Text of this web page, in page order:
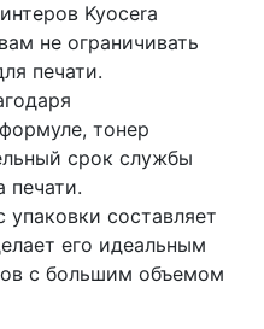
Kyocera
не ограничивать
печати.
тонер
срок службы
печати.
упаковки составляет
его идеальным
с большим объемом